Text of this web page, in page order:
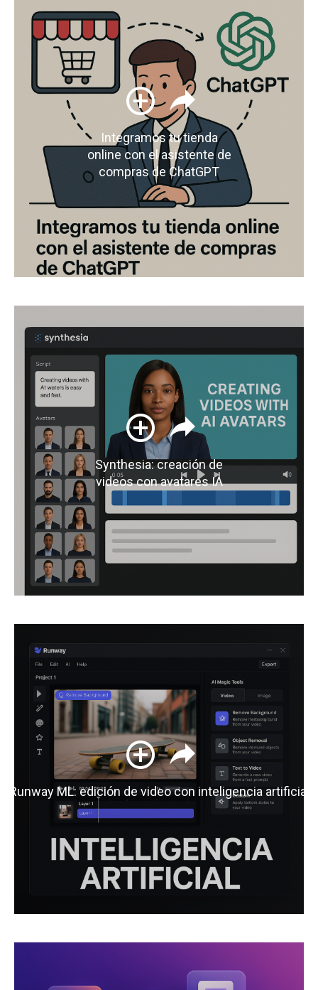
Integramos tu tienda
online con el asistente de
compras de ChatGPT
Synthesia: creación de
videos con avatares IA
Runway ML: edición de video con inteligencia artificial